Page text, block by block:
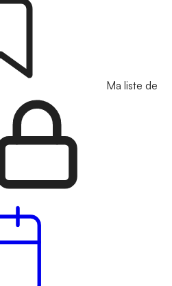
Ma liste de